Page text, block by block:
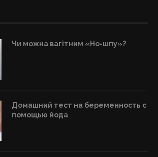
Чи можна вагітним «Но-шпу»?
Домашний тест на беременность с
помощью йода